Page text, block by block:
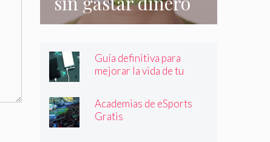
e incluso sin
hacer nada
Guía definitiva para
mejorar la vida de tu
Academias de eSports
Gratis